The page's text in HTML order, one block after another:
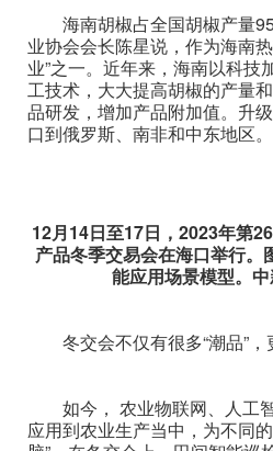
海南胡椒占全国胡椒产量
业协会会长陈星说，作为海南
业”之一。近年来，海南以科技
工技术，大大提高胡椒的产量
品研发，增加产品附加值。升
口到俄罗斯、南非和中东地区。
12月14日至17日，2023年第
产品冬季交易会在海口举行。
能应用场景模型。
冬交会不仅有很多“潮品”，
如今， 农业物联网、人工
应用到农业生产当中，为不同